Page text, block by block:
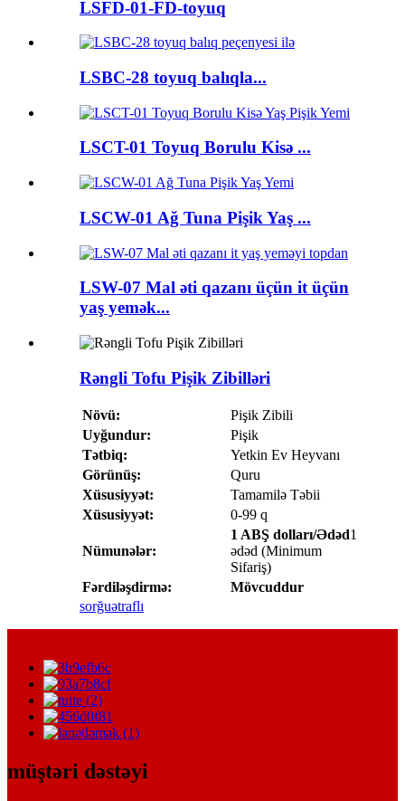
LSFD-01-FD-toyuq
LSBC-28 toyuq balıqla...
LSCT-01 Toyuq Borulu Kisə ...
LSCW-01 Ağ Tuna Pişik Yaş ...
LSW-07 Mal əti qazanı üçün it üçün
yaş yemək...
Rəngli Tofu Pişik Zibilləri
Növü:
Pişik Zibili
Uyğundur:
Pişik
Tətbiq:
Yetkin Ev Heyvanı
Görünüş:
Quru
Xüsusiyyət:
Tamamilə Təbii
Xüsusiyyət:
0-99 q
Nümunələr:
1 ABŞ dolları/Ədəd1
ədəd (Minimum
Sifariş)
Fərdiləşdirmə:
Mövcuddur
sorğuətraflı
müştəri dəstəyi